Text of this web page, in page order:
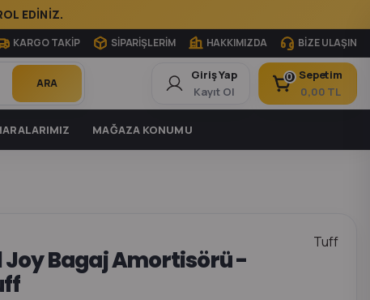
EDİNİZ.
KARGO TAKİP SİPARİŞLERİM HAKKIMIZDA BİZE ULAŞIN
ARA
Giriş Yap
Kayıt Ol
0 Sepetim
0,00 TL
MAĞAZA KONUMU
Joy Bagaj Amortisörü -
Tuff